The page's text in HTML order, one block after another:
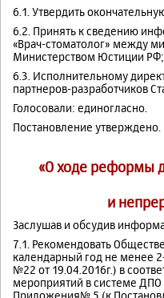
6.1. Утвердить
6.2. Принять к сведению
«Врач-стоматолог» между
Министерством Юстиции РФ;
6.3. Исполнительному
партнеров-разработчиков
Голосовали: единогласно.
Постановление утверждено.
«О ходе реформы
и
Заслушав и обсудив
7.1. Рекомендовать
календарный год не менее
№22 от 19.04.2016г.) в
мероприятий в системе ДПО
Приложения№ 5 (к